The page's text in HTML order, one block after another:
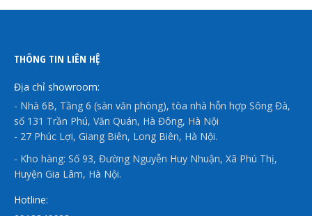
THÔNG TIN LIÊN HỆ
Địa chỉ showroom:
- Nhà 6B, Tầng 6 (sàn văn phòng), tòa nhà hỗn hợp Sông Đà,
số 131 Trần Phú, Văn Quán, Hà Đông, Hà Nội
- 27 Phúc Lợi, Giang Biên, Long Biên, Hà Nội.
- Kho hàng: Số 93, Đường Nguyễn Huy Nhuận, Xã Phú Thị,
Huyện Gia Lâm, Hà Nội.
Hotline: